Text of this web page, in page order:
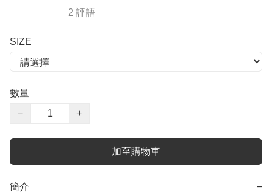
2 評語
SIZE
數量
−
+
加至購物車
簡介 −